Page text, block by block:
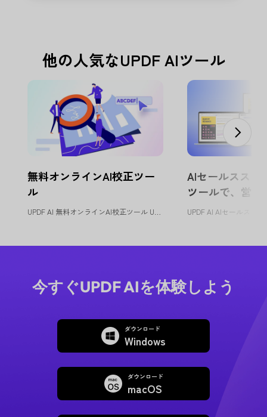
他の人気なUPDF AIツール
無料オンラインAI校正ツー
ル
AIセールススク
ツールで、営業
化
今すぐUPDF AIを体験しよう
ダウンロード
Windows
ダウンロード
macOS